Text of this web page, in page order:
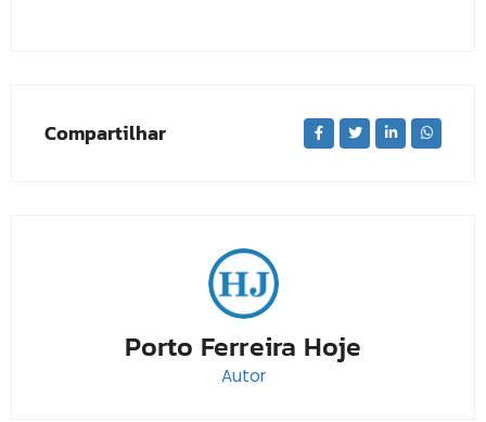
Compartilhar
Porto Ferreira Hoje
Autor